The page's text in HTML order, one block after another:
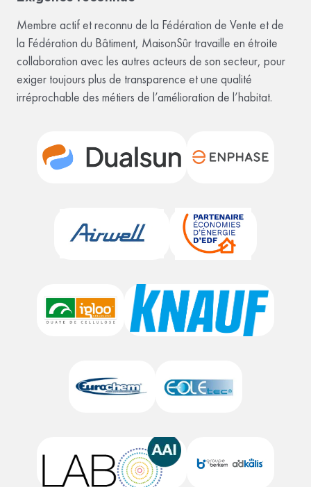
Membre actif et reconnu de la Fédération de Vente et de
la Fédération du Bâtiment, MaisonSûr travaille en étroite
collaboration avec les autres acteurs de son secteur, pour
exiger toujours plus de transparence et une qualité
irréprochable des métiers de l’amélioration de l’habitat.